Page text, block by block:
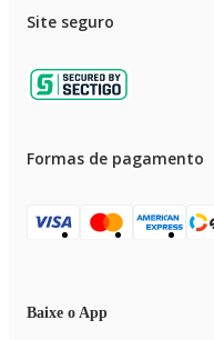
Site seguro
Formas de pagamento
Baixe o App